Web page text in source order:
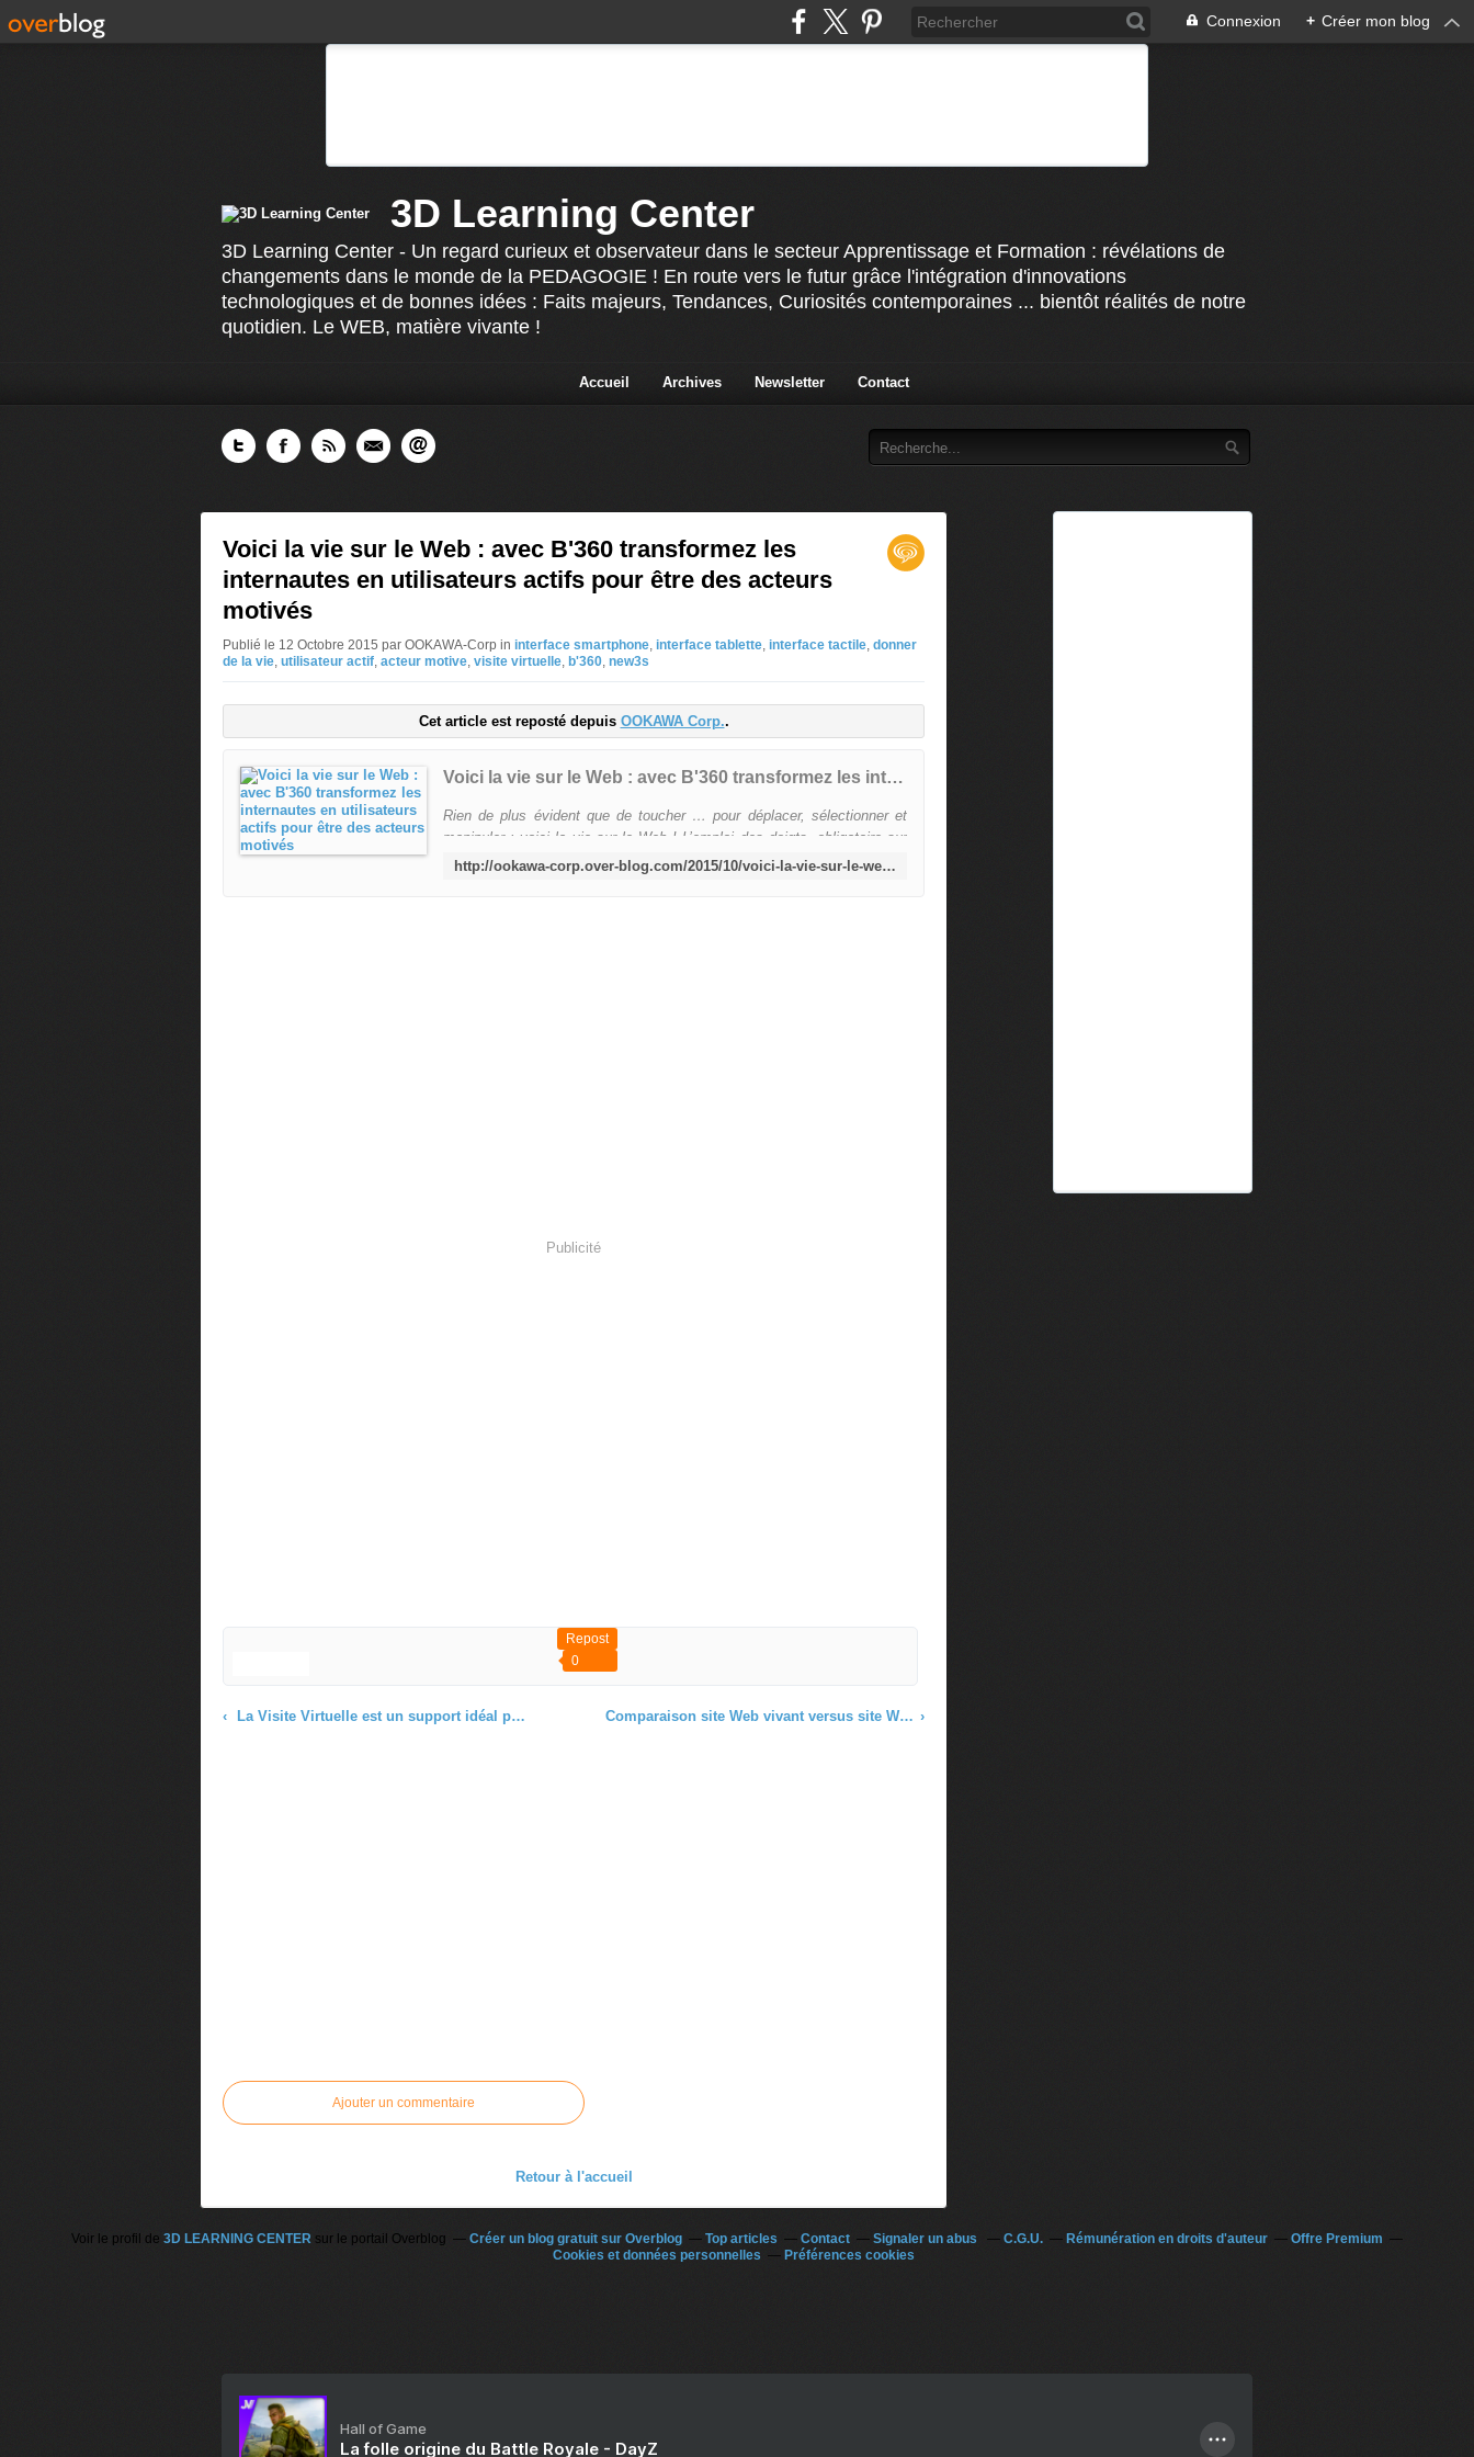
Connexion + Créer mon blog
3D Learning Center
3D Learning Center - Un regard curieux et observateur dans le secteur Apprentissage et Formation : révélations de
changements dans le monde de la PEDAGOGIE ! En route vers le futur grâce l'intégration d'innovations
technologiques et de bonnes idées : Faits majeurs, Tendances, Curiosités contemporaines ... bientôt réalités de notre
quotidien. Le WEB, matière vivante !
Accueil Archives Newsletter Contact
Voici la vie sur le Web : avec B'360 transformez les
internautes en utilisateurs actifs pour être des acteurs
motivés
Publié le 12 Octobre 2015 par OOKAWA-Corp in interface smartphone, interface tablette, interface tactile, donner
de la vie, utilisateur actif, acteur motive, visite virtuelle, b'360, new3s
Cet article est reposté depuis OOKAWA Corp..
Voici la vie sur le Web : avec B'360 transformez les internautes en utilisateurs actifs pour être des acteurs motivés
Rien de plus évident que de toucher … pour déplacer, sélectionner et
manipuler : voici la vie sur le Web ! L’emploi des doigts, obligatoire sur
un écran de smartphone ou une tablette, met l’interactivité au premier
http://ookawa-corp.over-blog.com/2015/10/voici-la-vie-sur-le-web-avec-b-360-transformez-les-internautes-en-utilisateurs-actifs-pour-etre-des-acteurs-motives.html
Publicité
Repost
0
La Visite Virtuelle est un support idéal pour faire de la Pub : le cas B'360 ›
Comparaison site Web vivant versus site Web mort
Ajouter un commentaire
Retour à l'accueil
Voir le profil de 3D LEARNING CENTER sur le portail Overblog Créer un blog gratuit sur Overblog Top articles Contact Signaler un abus C.G.U. Rémunération en droits d'auteur
Offre Premium
Cookies et données personnelles
Préférences cookies
Hall of Game
La folle origine du Battle Royale - DayZ